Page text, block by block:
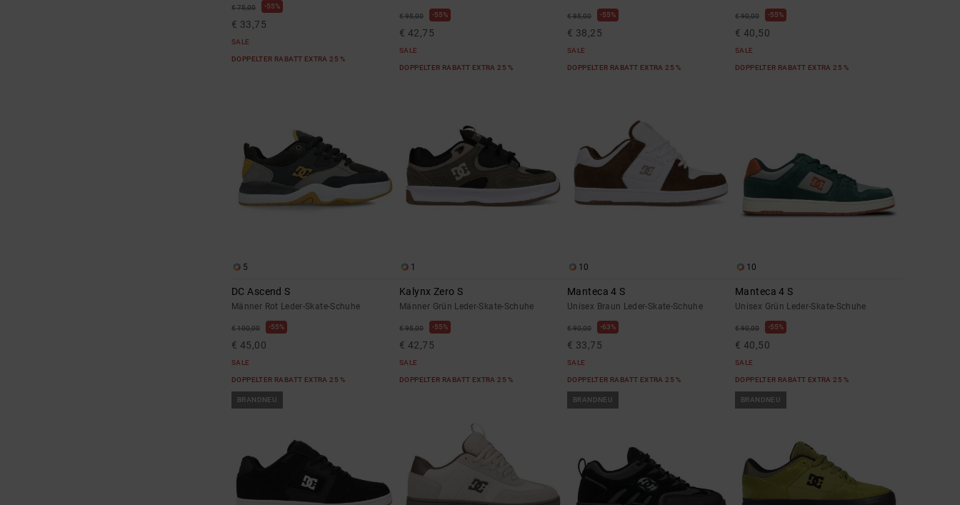
€ 75,00 55%
€ 33,75
SALE
DOPPELTER RABATT EXTRA 25 %
€ 95,00 55%
€ 42,75
SALE
DOPPELTER RABATT EXTRA 25 %
€ 85,00 55%
€ 38,25
SALE
DOPPELTER RABATT EXTRA 25 %
€ 90,00 55%
€ 40,50
SALE
DOPPELTER RABATT EXTRA 25 %
5
DC Ascend S
Männer Rot Leder-Skate-Schuhe
€ 100,00 55%
€ 45,00
SALE
DOPPELTER RABATT EXTRA 25 %
1
Kalynx Zero S
Männer Grün Leder-Skate-Schuhe
€ 95,00 55%
€ 42,75
SALE
DOPPELTER RABATT EXTRA 25 %
10
Manteca 4 S
Unisex Braun Leder-Skate-Schuhe
€ 90,00 63%
€ 33,75
SALE
DOPPELTER RABATT EXTRA 25 %
10
Manteca 4 S
Unisex Grün Leder-Skate-Schuhe
€ 90,00 55%
€ 40,50
SALE
DOPPELTER RABATT EXTRA 25 %
BRANDNEU BRANDNEU BRANDNEU